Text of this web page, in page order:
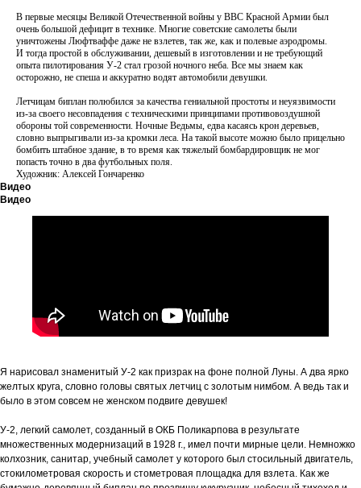
В первые месяцы Великой Отечественной войны у ВВС Красной Армии был
очень большой дефицит в технике. Многие советские самолеты были
уничтожены Люфтваффе даже не взлетев, так же, как и полевые аэродромы.
И тогда простой в обслуживании, дешевый в изготовлении и не требующий
опыта пилотирования У-2 стал грозой ночного неба. Все мы знаем как
осторожно, не спеша и аккуратно водят автомобили девушки.
Летчицам биплан полюбился за качества гениальной простоты и неуязвимости
из-за своего несовпадения с техническими принципами противовоздушной
обороны той современности. Ночные Ведьмы, едва касаясь крон деревьев,
словно выпрыгивали из-за кромки леса. На такой высоте можно было прицельно
бомбить штабное здание, в то время как тяжелый бомбардировщик не мог
попасть точно в два футбольных поля.
Художник: Алексей Гончаренко
Видео
Видео
Я нарисовал знаменитый У-2 как призрак на фоне полной Луны. А два ярко
желтых круга, словно головы святых летчиц с золотым нимбом. А ведь так и
было в этом совсем не женском подвиге девушек!
У-2, легкий самолет, созданный в ОКБ Поликарпова в результате
множественных модернизаций в 1928 г., имел почти мирные цели. Немножко
колхозник, санитар, учебный самолет у которого был стосильный двигатель,
стокилометровая скорость и стометровая площадка для взлета. Как же